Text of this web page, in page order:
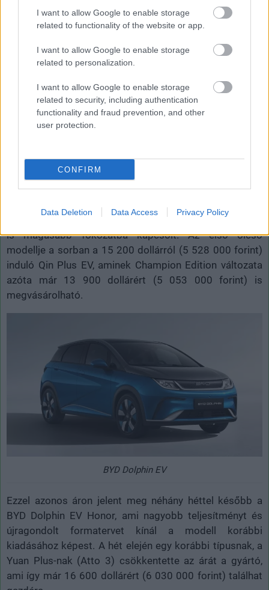
I want to allow Google to enable storage
related to functionality of the website or app.
I want to allow Google to enable storage
related to personalization.
I want to allow Google to enable storage
related to security, including authentication
functionality and fraud prevention, and other
user protection.
CONFIRM
Data Deletion Data Access Privacy Policy
technológiára való tekintet nélkül is jobb áron kínálja
termékét, mint versenytársai a hasonló paraméterekkel
bíró "jégkorszaki" járműveket.
a saját modelljével vette fel a versenyt a Szegedre
készülővég. A gyártónak ez így már a sokadik modellje
a sorban, ami alámegy a lélektani határt jelentő 20 000
Miután tavalyév végén a BYD megelőzte a
hajtástechnológia nagy öregjét, a Teslát
tekintetében, a gyártó az új modellek megjelentetésével
is magasabb fokozatba kapcsolt. Az első olcsó
modellje a sorban a 15 200 dollárról (5 528 000 forint)
induló Qin Plus EV, aminek Champion Edition változata
azóta már 13 900 dollárért (5 053 000 forint) is
megvásárolható.
BYD Dolphin EV
Ezzel azonos áron jelent meg néhány héttel később a
BYD Dolphin EV Honor, ami nagyobb teljesítményt és
újragondolt formatervet kínál a modell korábbi
kiadásához képest. A hét elején egy korábbi típusnak, a
Yuan Plus-nak (Atto 3) csökkentette az árát a gyártó,
ami így már 16 600 dollárért (6 030 000 forint) találhat